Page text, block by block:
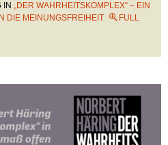
IN „DER WAHRHEITSKOMPLEX“ – EIN
DIE MEINUNGSFREIHEIT
FULL